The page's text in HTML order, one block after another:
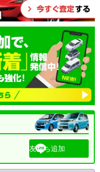
友だち追加